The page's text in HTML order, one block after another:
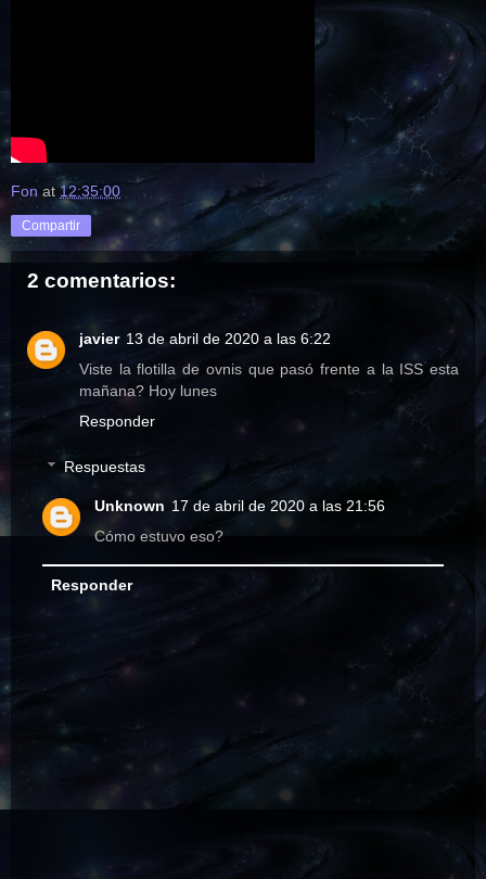
Fon at12:35:00
Compartir
2 comentarios:
javier 13 de abril de 2020 a las 6:22
Viste la flotilla de ovnis que pasó frente a la ISS esta
mañana? Hoy lunes
Responder
Respuestas
Unknown 17 de abril de 2020 a las 21:56
Cómo estuvo eso?
Responder